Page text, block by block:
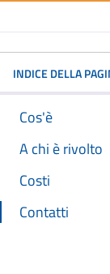
INDICE DELLA
Cos'è
A chi è rivolto
Costi
Contatti